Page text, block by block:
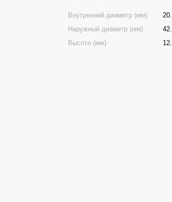
Внутренний диаметр (мм)
Наружный диаметр (мм)
Высота (мм)